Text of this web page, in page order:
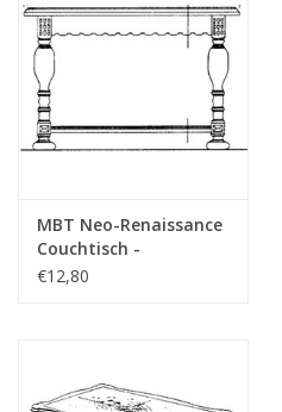
für
das
Anmerkungen
MBT Neo-Renaissance
Couchtisch -
Bauzeichnung
€12,80